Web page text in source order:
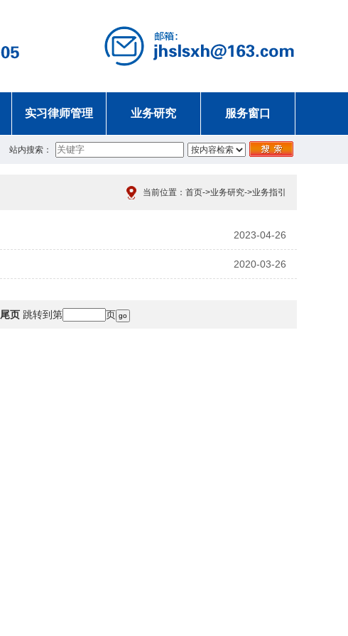
实习律师管理 业务研究 服务窗口
站内搜索：
当前位置： 首页->业务研究->业务指引
2023-04-26
2020-03-26
尾页跳转到第 页